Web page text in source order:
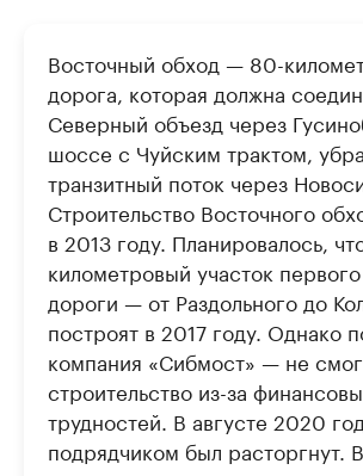
Восточный обход — 80-
дорога, которая должна
Северный объезд через
шоссе с Чуйским трактом,
транзитный поток через
Строительство Восточного
в 2013 году. Планировалось,
километровый участок
дороги — от Раздольного до
построят в 2017 году. Однако
компания «Сибмост» — не
строительство из-за
трудностей. В августе 2020
подрядчиком был расторгнут.